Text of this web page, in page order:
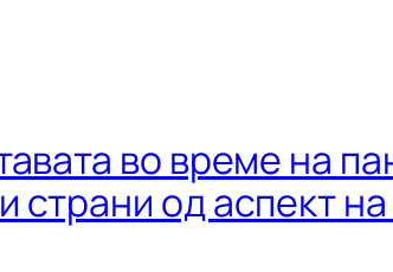
во време на
од аспект